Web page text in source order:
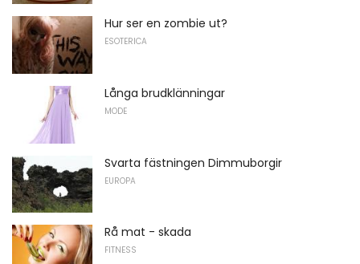
Hur ser en zombie ut?
ESOTERICA
Långa brudklänningar
MODE
Svarta fästningen Dimmuborgir
EUROPA
Rå mat - skada
FITNESS